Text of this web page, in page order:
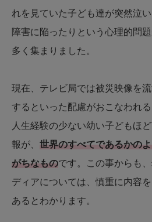
れを見ていた子ども達が突然泣
障害に陥ったりという心理的問
多く集まりました。
現在、テレビ局では被災映像を
するといった配慮がおこなわれ
人生経験の少ない幼い子どもほ
報が、 世界のすべてであるかの
がちなものです。この事からも
ディアについては、慎重に内容
あるとわかります。